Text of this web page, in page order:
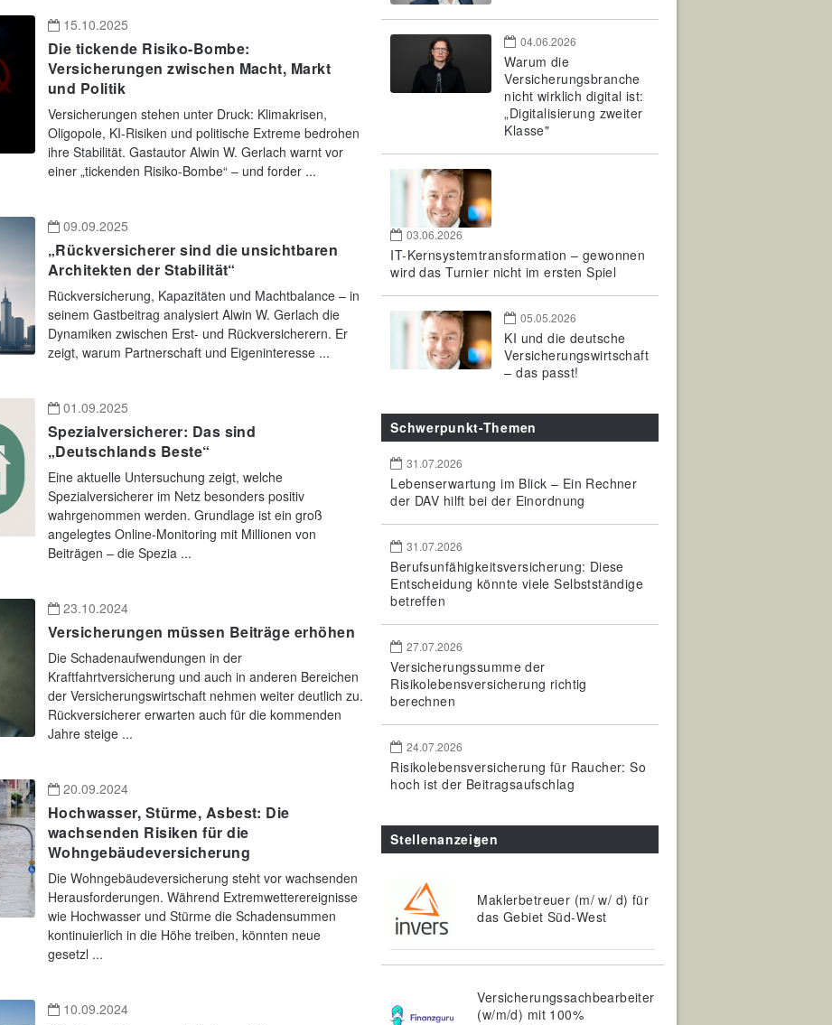
15.10.2025
Die tickende Risiko-Bombe:
Versicherungen zwischen Macht, Markt
und Politik
Versicherungen stehen unter Druck: Klimakrisen,
Oligopole, KI-Risiken und politische Extreme bedrohen
ihre Stabilität. Gastautor Alwin W. Gerlach warnt vor
einer „tickenden Risiko-Bombe“ – und forder ...
09.09.2025
„Rückversicherer sind die unsichtbaren
Architekten der Stabilität“
Rückversicherung, Kapazitäten und Machtbalance – in
seinem Gastbeitrag analysiert Alwin W. Gerlach die
Dynamiken zwischen Erst- und Rückversicherern. Er
zeigt, warum Partnerschaft und Eigeninteresse ...
01.09.2025
Spezialversicherer: Das sind
„Deutschlands Beste“
Eine aktuelle Untersuchung zeigt, welche
Spezialversicherer im Netz besonders positiv
wahrgenommen werden. Grundlage ist ein groß
angelegtes Online-Monitoring mit Millionen von
Beiträgen – die Spezia ...
23.10.2024
Versicherungen müssen Beiträge erhöhen
Die Schadenaufwendungen in der
Kraftfahrtversicherung und auch in anderen Bereichen
der Versicherungswirtschaft nehmen weiter deutlich zu.
Rückversicherer erwarten auch für die kommenden
Jahre steige ...
20.09.2024
Hochwasser, Stürme, Asbest: Die
wachsenden Risiken für die
Wohngebäudeversicherung
Die Wohngebäudeversicherung steht vor wachsenden
Herausforderungen. Während Extremwetterereignisse
wie Hochwasser und Stürme die Schadensummen
kontinuierlich in die Höhe treiben, könnten neue
gesetzl ...
10.09.2024
04.06.2026
Warum die
Versicherungsbranche
nicht wirklich digital ist:
„Digitalisierung zweiter
Klasse"
03.06.2026
IT-Kernsystemtransformation – gewonnen
wird das Turnier nicht im ersten Spiel
05.05.2026
KI und die deutsche
Versicherungswirtschaft
– das passt!
Schwerpunkt-Themen
31.07.2026
Lebenserwartung im Blick – Ein Rechner
der DAV hilft bei der Einordnung
31.07.2026
Berufsunfähigkeitsversicherung: Diese
Entscheidung könnte viele Selbstständige
betreffen
27.07.2026
Versicherungssumme der
Risikolebensversicherung richtig
berechnen
24.07.2026
Risikolebensversicherung für Raucher: So
hoch ist der Beitragsaufschlag
Stellenanzeigen
Maklerbetreuer (m/ w/ d) für
das Gebiet Süd-West
Versicherungssachbearbeiter
(w/m/d) mit 100%